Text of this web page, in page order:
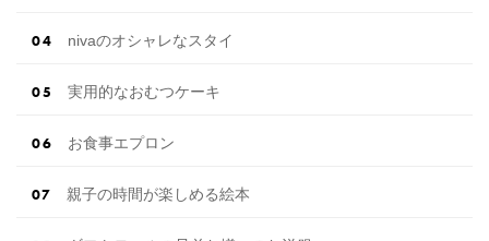
nivaのオシャレなスタイ
実用的なおむつケーキ
お食事エプロン
親子の時間が楽しめる絵本